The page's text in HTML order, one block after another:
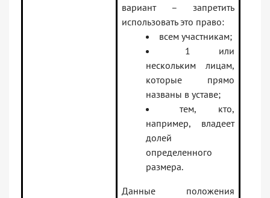
вариант – запретить
использовать это право:
всем участникам;
1 или
нескольким лицам,
которые прямо
названы в уставе;
тем, кто,
например, владеет
долей
определенного
размера.
Данные положения